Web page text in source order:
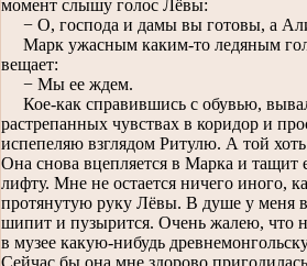
момент слышу голос Лёвы:
− О, господа и дамы вы готовы, а
Марк ужасным каким-то ледяным
вещает:
− Мы ее ждем.
Кое-как справившись с обувью,
растрепанных чувствах в коридор и
испепеляю взглядом Ритулю. А той
Она снова вцепляется в Марка и тащит
лифту. Мне не остается ничего иного,
протянутую руку Лёвы. В душе у меня
шипит и пузырится. Очень жалею, что
в музее какую-нибудь
Сейчас бы она мне здорово